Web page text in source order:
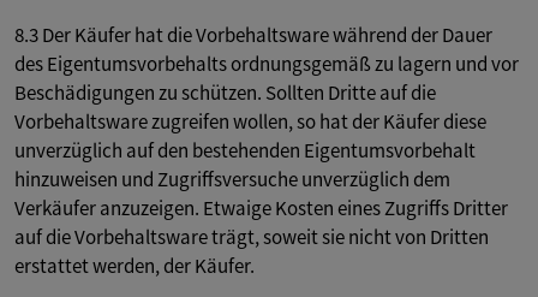
8.3 Der Käufer hat die Vorbehaltsware während der Dauer
des Eigentumsvorbehalts ordnungsgemäß zu lagern und vor
Beschädigungen zu schützen. Sollten Dritte auf die
Vorbehaltsware zugreifen wollen, so hat der Käufer diese
unverzüglich auf den bestehenden Eigentumsvorbehalt
hinzuweisen und Zugriffsversuche unverzüglich dem
Verkäufer anzuzeigen. Etwaige Kosten eines Zugriffs Dritter
auf die Vorbehaltsware trägt, soweit sie nicht von Dritten
erstattet werden, der Käufer.